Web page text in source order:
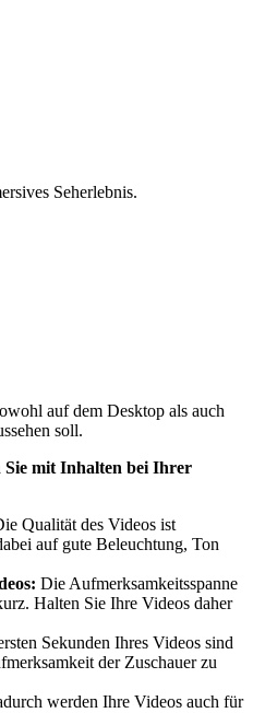
Seherlebnis.
auf dem Desktop als auch
soll.
Sie mit Inhalten bei Ihrer
Qualität des Videos ist
auf gute Beleuchtung, Ton
Die Aufmerksamkeitsspanne
Halten Sie Ihre Videos daher
Sekunden Ihres Videos sind
der Zuschauer zu
werden Ihre Videos auch für